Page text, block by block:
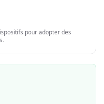
pour adopter des